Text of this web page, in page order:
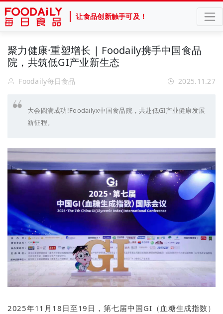
让食品创新触手可及！
聚力健康·重塑增长 | Foodaily携手中国食品
院，共筑低GI产业新生态
Foodaily每日食品 2025.11.27
大会圆满成功!Foodailyx中国食品院，共赴低GI产业健康发展
新征程。
2025年11月18日至19日，第七届中国GI（血糖生成指数）